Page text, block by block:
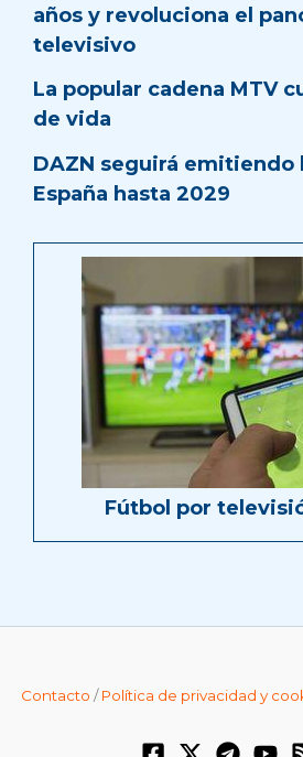
años y revoluciona el
televisivo
La popular cadena MTV
de vida
DAZN seguirá emitiendo
España hasta 2029
Fútbol por
Contacto /Política de privacidad y